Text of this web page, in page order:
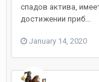
спадов актива,
достижении приб...
January 14, 2020